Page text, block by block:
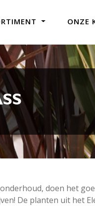
ONZE
doen het
De planten uit het